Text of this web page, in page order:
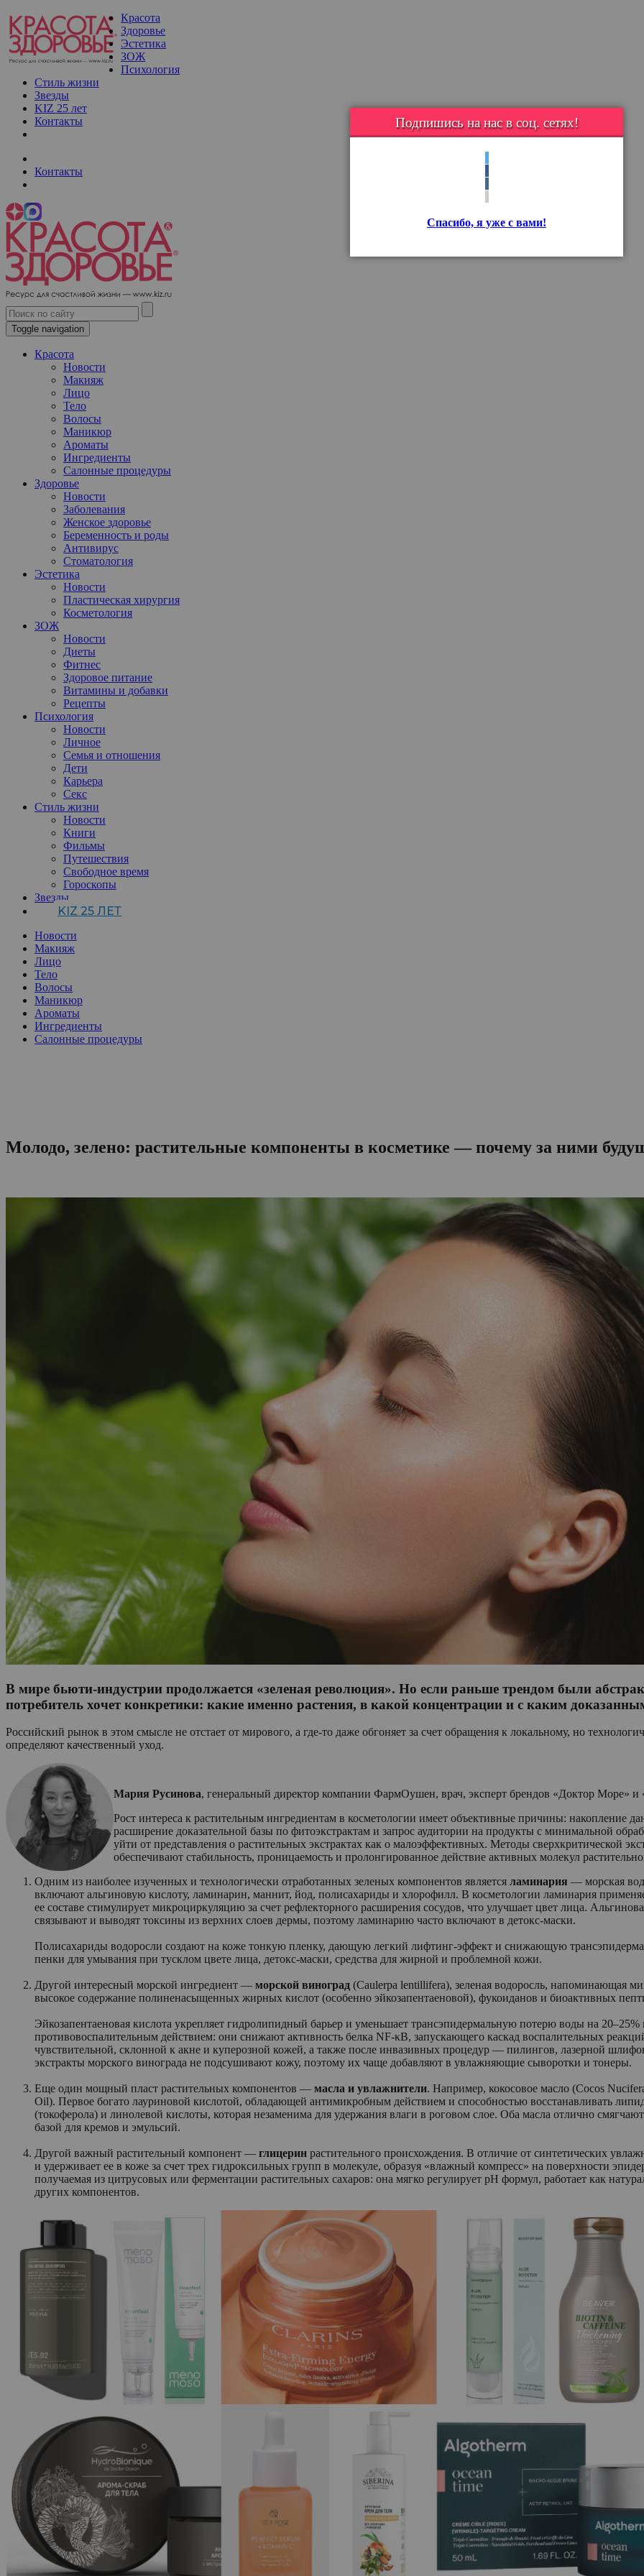
Красота
Здоровье
Эстетика
ЗОЖ
Психология
Стиль жизни
Звезды
KIZ 25 лет
Контакты
Контакты
Toggle navigation
Красота
Новости
Макияж
Лицо
Тело
Волосы
Маникюр
Ароматы
Ингредиенты
Салонные процедуры
Здоровье
Новости
Заболевания
Женское здоровье
Беременность и роды
Антивирус
Стоматология
Эстетика
Новости
Пластическая хирургия
Косметология
ЗОЖ
Новости
Диеты
Фитнес
Здоровое питание
Витамины и добавки
Рецепты
Психология
Новости
Личное
Семья и отношения
Дети
Карьера
Секс
Стиль жизни
Новости
Книги
Фильмы
Путешествия
Свободное время
Гороскопы
Звезды
KIZ 25 ЛЕТ
Новости
Макияж
Лицо
Тело
Волосы
Маникюр
Ароматы
Ингредиенты
Салонные процедуры
Подпишись на нас в соц. сетях!
Спасибо, я уже с вами!
Молодо, зелено: растительные компоненты в косметике — почему за ними
В мире бьюти-индустрии продолжается «зеленая революция». Но если раньше трендом были
потребитель хочет конкретики: какие именно растения, в какой концентрации и с каким
Российский рынок в этом смысле не отстает от мирового, а где-то даже обгоняет за счет обращения к локальному, но
определяют качественный уход.
Мария Русинова, генеральный директор компании ФармОушен, врач, эксперт брендов «Доктор Море» и
Рост интереса к растительным ингредиентам в косметологии имеет объективные причины: накопление
расширение доказательной базы по фитоэкстрактам и запрос аудитории на продукты с минимальной
уйти от представления о растительных экстрактах как о малоэффективных. Методы сверхкритической
обеспечивают стабильность, проницаемость и пролонгированное действие активных молекул
Одним из наиболее изученных и технологически отработанных зеленых компонентов является ламинария — морская
включают альгиновую кислоту, ламинарин, маннит, йод, полисахариды и хлорофилл. В косметологии ламинария
ее составе стимулирует микроциркуляцию за счет рефлекторного расширения сосудов, что улучшает цвет лица.
связывают и выводят токсины из верхних слоев дермы, поэтому ламинарию часто включают в детокс-маски.
Полисахариды водоросли создают на коже тонкую пленку, дающую легкий лифтинг-эффект и снижающую
пенки для умывания при тусклом цвете лица, детокс-маски, средства для жирной и проблемной кожи.
Другой интересный морской ингредиент — морской виноград (Caulerpa lentillifera), зеленая водоросль, напоминающая
высокое содержание полиненасыщенных жирных кислот (особенно эйкозапентаеновой), фукоиданов и биоактивных
Эйкозапентаеновая кислота укрепляет гидролипидный барьер и уменьшает трансэпидермальную потерю воды на
противовоспалительным действием: они снижают активность белка NF-κB, запускающего каскад воспалительных
чувствительной, склонной к акне и куперозной кожей, а также после инвазивных процедур — пилингов, лазерной
экстракты морского винограда не подсушивают кожу, поэтому их чаще добавляют в увлажняющие сыворотки и тонеры.
Еще один мощный пласт растительных компонентов — масла и увлажнители. Например, кокосовое масло (Cocos
Oil). Первое богато лауриновой кислотой, обладающей антимикробным действием и способностью восстанавливать
(токоферола) и линолевой кислоты, которая незаменима для удержания влаги в роговом слое. Оба масла отлично
базой для кремов и эмульсий.
Другой важный растительный компонент — глицерин растительного происхождения. В отличие от синтетических
и удерживает ее в коже за счет трех гидроксильных групп в молекуле, образуя «влажный компресс» на поверхности
получаемая из цитрусовых или ферментации растительных сахаров: она мягко регулирует pH формул, работает как
других компонентов.